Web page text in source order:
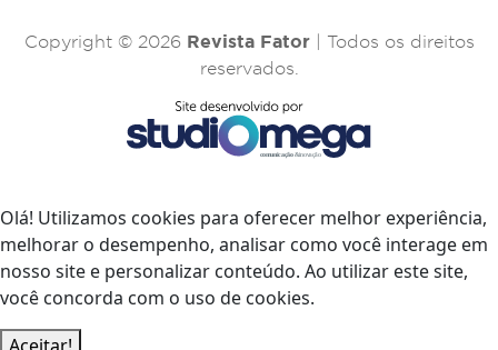
Copyright © 2026 Revista Fator| Todos os direitos
reservados.
Olá! Utilizamos cookies para oferecer melhor experiência,
melhorar o desempenho, analisar como você interage em
nosso site e personalizar conteúdo. Ao utilizar este site,
você concorda com o uso de cookies.